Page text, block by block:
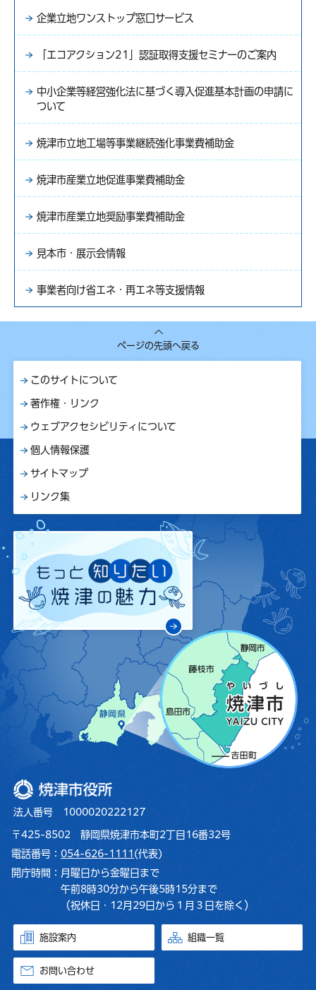
企業立地ワンストップ窓口サービス
「エコアクション21」認証取得支援セミナーのご案内
中小企業等経営強化法に基づく導入促進基本計画の申請に
ついて
焼津市立地工場等事業継続強化事業費補助金
焼津市産業立地促進事業費補助金
焼津市産業立地奨励事業費補助金
見本市・展示会情報
事業者向け省エネ・再エネ等支援情報
ページの先頭へ戻る
このサイトについて
著作権・リンク
ウェブアクセシビリティについて
個人情報保護
サイトマップ
リンク集
焼津市役所
法人番号 1000020222127
〒425-8502 静岡県焼津市本町2丁目16番32号
電話番号： 054-626-1111 (代表)
開庁時間： 月曜日から金曜日まで
午前8時30分から午後5時15分まで
（祝休日・12月29日から１月３日を除く）
施設案内 組織一覧
お問い合わせ